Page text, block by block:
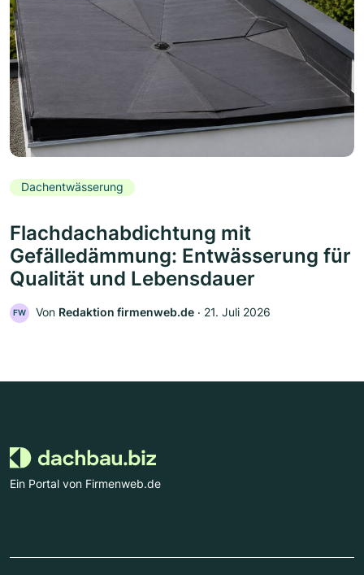
Dachentwässerung
Flachdachabdichtung mit
Gefälledämmung: Entwässerung für
Qualität und Lebensdauer
FW Von Redaktion firmenweb.de ‧ 21. Juli 2026
Ein Portal von Firmenweb.de